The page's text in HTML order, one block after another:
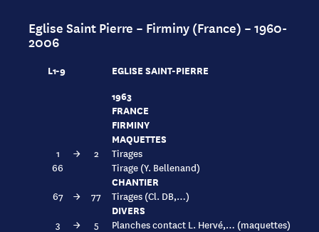
Eglise Saint Pierre – Firminy (France) – 1960-
2006
L1-9
EGLISE SAINT-PIERRE
1963
FRANCE
FIRMINY
MAQUETTES
1 → 2
Tirages
66
Tirage (Y. Bellenand)
CHANTIER
67 → 77 Tirages (Cl. DB,…)
DIVERS
3 → 5 Planches contact L. Hervé,… (maquettes)